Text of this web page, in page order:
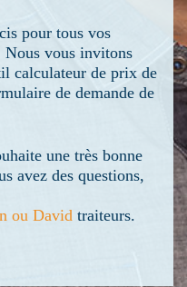
pour tous vos
Nous vous invitons
calculateur de prix de
de demande de
une très bonne
avez des questions,
ou David traiteurs.